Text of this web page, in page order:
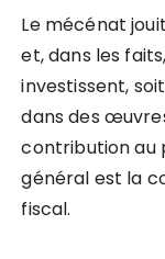
Le mécénat
et, dans les
investissent,
dans des
contribution au
général est la
fiscal.